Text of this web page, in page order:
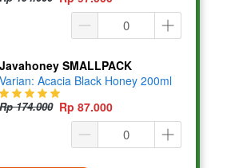
Javahoney SMALLPACK
Varian: Acacia Black Honey 200ml
Rp 174.000 Rp 87.000